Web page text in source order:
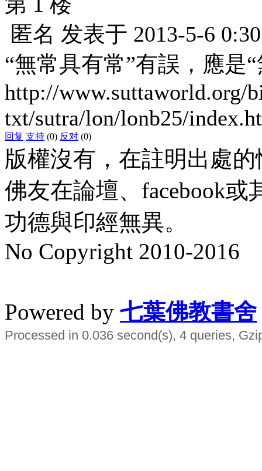
匿名 发表于 2013-5-6
“無常具有常”有誤，應是
http://www.suttaworld.org/
txt/sutra/lon/lonb25/
回复 支持 (0) 反对 (0)
版權沒有，在註明出處
佛友在論壇、facebook
功德與印經無異。
No Copyright 2010-2016
Powered by 七葉佛教書舍
Processed in 0.036 second(s), 4 queries,